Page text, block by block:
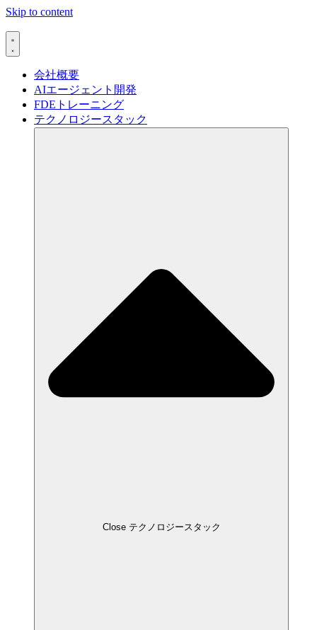
Skip to content
会社概要
AIエージェント開発
FDEトレーニング
テクノロジースタック
Close テクノロジースタック